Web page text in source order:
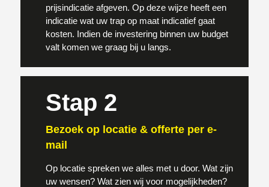
prijsindicatie afgeven. Op deze wijze heeft een
indicatie wat uw trap op maat indicatief gaat
kosten. Indien de investering binnen uw budget
valt komen we graag bij u langs.
Stap 2
Bezoek op locatie & offerte per e-
mail
Op locatie spreken we alles met u door. Wat zijn
uw wensen? Wat zien wij voor mogelijkheden?